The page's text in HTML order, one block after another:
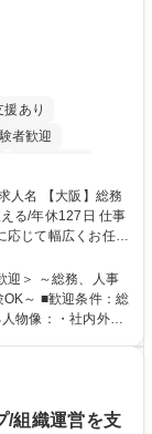
援あり
者歓迎
り 食事補助あり
/年休127日 仕事
応じて幅広くお任せ
務所勤務ですが、
・宿泊を伴う国内
け合いながら、総
迎＞ ～総務、人事
～ ■歓迎条件：総
/組織運営を支